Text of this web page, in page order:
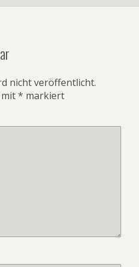
nicht veröffentlicht.
* markiert